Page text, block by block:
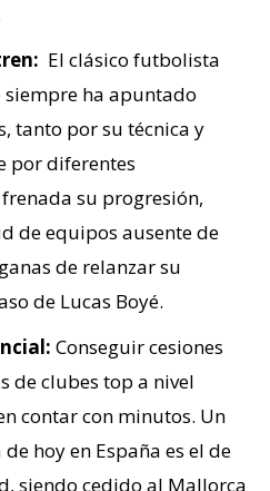
El clásico futbolista
ha apuntado
tanto por su técnica y
por diferentes
su progresión,
de equipos ausente de
de relanzar su
de Lucas Boyé.
Conseguir cesiones
de clubes top a nivel
contar con minutos. Un
hoy en España es el de
siendo cedido al Mallorca